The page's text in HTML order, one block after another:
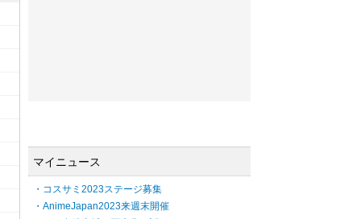
マイニュース
・コスサミ2023ステージ募集
・AnimeJapan2023来週末開催